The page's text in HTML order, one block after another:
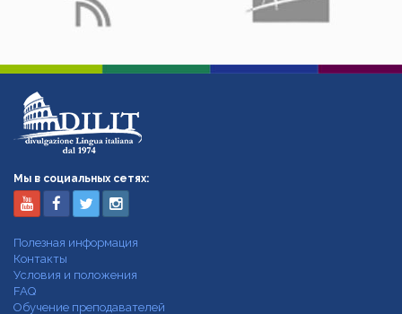
Мы в социальных сетях:
Полезная информация
Контакты
Условия и положения
FAQ
Обучение преподавателей